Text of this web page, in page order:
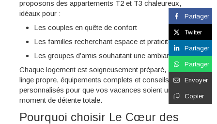
proposons des appartements T2 et T3 chaleureux,
idéaux pour :
Les couples en quête de confort
Les familles recherchant espace et praticité
Les groupes d’amis souhaitant une ambiance cosy
Chaque logement est soigneusement préparé, avec
linge propre, équipements complets et conseils
personnalisés pour que vos vacances soient un
moment de détente totale.
Pourquoi choisir Le Cœur des
Partager
Twitter
Partager
Partager
Envoyer
Copier